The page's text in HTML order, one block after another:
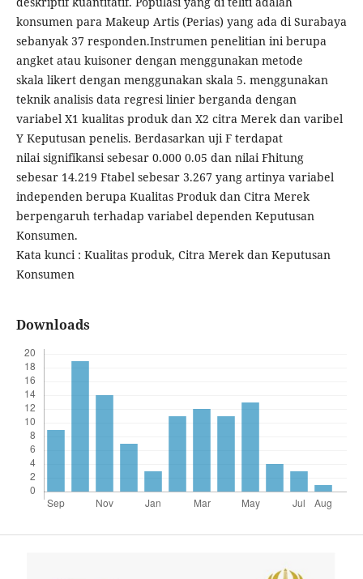
konsumen para Makeup Artis (Perias) yang ada di Surabaya
sebanyak 37 responden.Instrumen penelitian ini berupa
angket atau kuisoner dengan menggunakan metode
skala likert dengan menggunakan skala 5. menggunakan
teknik analisis data regresi linier berganda dengan
variabel X1 kualitas produk dan X2 citra Merek dan varibel
Y Keputusan penelis. Berdasarkan uji F terdapat
nilai signifikansi sebesar 0.000 0.05 dan nilai Fhitung
sebesar 14.219 Ftabel sebesar 3.267 yang artinya variabel
independen berupa Kualitas Produk dan Citra Merek
berpengaruh terhadap variabel dependen Keputusan
Konsumen.
Kata kunci : Kualitas produk, Citra Merek dan Keputusan
Konsumen
Downloads